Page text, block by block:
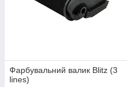
Фарбувальний валик Blitz (3
lines)